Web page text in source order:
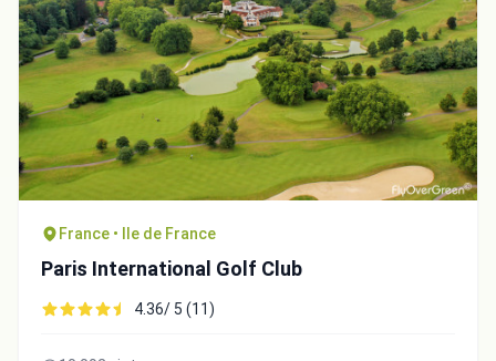
France • Ile de France
Paris International Golf Club
4.36/ 5 (11)